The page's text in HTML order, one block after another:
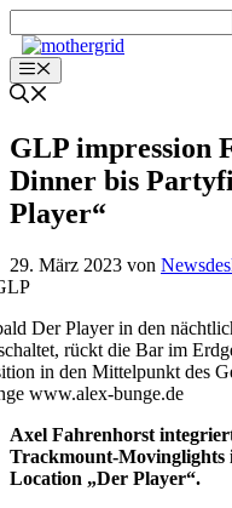
Inhalt
springenMenü
GLP impression
Dinner bis
Player“
29. März 2023 von
Der Player in den
rückt die Bar im
in den Mittelpunkt des
www.alex-bunge.de
Axel Fahrenhorst
Trackmount-Movinglights
Location „Der Player“.